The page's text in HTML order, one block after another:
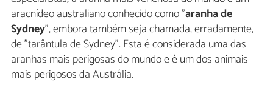
aracnídeo australiano conhecido como "aranha de
Sydney", embora também seja chamada, erradamente,
de "tarântula de Sydney". Esta é considerada uma das
aranhas mais perigosas do mundo e é um dos animais
mais perigosos da Austrália.